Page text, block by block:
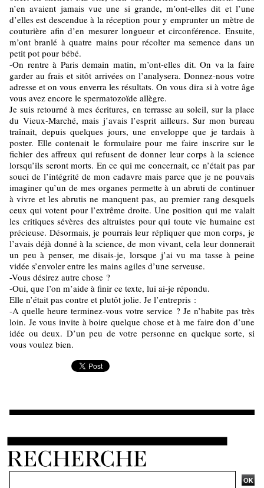
n’en avaient jamais vue une si grande, m’ont-elles dit et l’une
d’elles est descendue à la réception pour y emprunter un mètre de
couturière afin d’en mesurer longueur et circonférence. Ensuite,
m’ont branlé à quatre mains pour récolter ma semence dans un
petit pot pour bébé.
-On rentre à Paris demain matin, m’ont-elles dit. On va la faire
garder au frais et sitôt arrivées on l’analysera. Donnez-nous votre
adresse et on vous enverra les résultats. On vous dira si à votre âge
vous avez encore le spermatozoïde allègre.
Je suis retourné à mes écritures, en terrasse au soleil, sur la place
du Vieux-Marché, mais j’avais l’esprit ailleurs. Sur mon bureau
traînait, depuis quelques jours, une enveloppe que je tardais à
poster. Elle contenait le formulaire pour me faire inscrire sur le
fichier des affreux qui refusent de donner leur corps à la science
lorsqu’ils seront morts. En ce qui me concernait, ce n’était pas par
souci de l’intégrité de mon cadavre mais parce que je ne pouvais
imaginer qu’un de mes organes permette à un abruti de continuer
à vivre et les abrutis ne manquent pas, au premier rang desquels
ceux qui votent pour l’extrême droite. Une position qui me valait
les critiques sévères des altruistes pour qui toute vie humaine est
précieuse. Désormais, je pourrais leur répliquer que mon corps, je
l’avais déjà donné à la science, de mon vivant, cela leur donnerait
un peu à penser, me disais-je, lorsque j’ai vu ma tasse à peine
vidée s’envoler entre les mains agiles d’une serveuse.
-Vous désirez autre chose ?
-Oui, que l’on m’aide à finir ce texte, lui ai-je répondu.
Elle n’était pas contre et plutôt jolie. Je l’entrepris :
-A quelle heure terminez-vous votre service ? Je n’habite pas très
loin. Je vous invite à boire quelque chose et à me faire don d’une
idée ou deux. D’un peu de votre personne en quelque sorte, si
vous voulez bien.